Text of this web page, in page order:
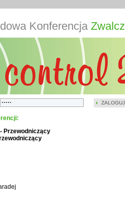
ZALOGUJ
Konferencja
Przewodniczący